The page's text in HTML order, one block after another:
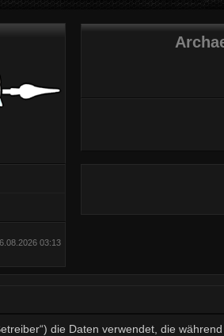
03:13
die Daten verwendet, die